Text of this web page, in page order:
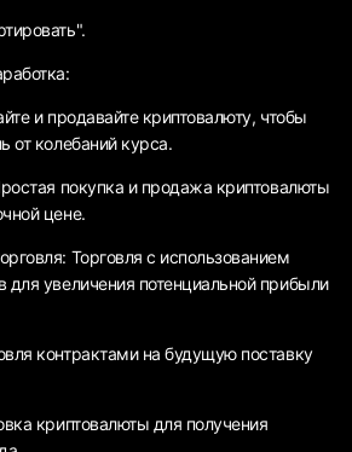
и продавайте криптовалюту, чтобы
от колебаний курса.
покупка и продажа криптовалюты
цене.
Торговля с использованием
для увеличения потенциальной прибыли
контрактами на будущую поставку
криптовалюты для получения